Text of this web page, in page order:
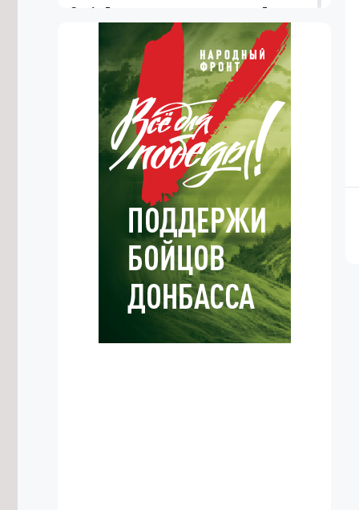
Забайкалке выдали жилищный
сертификат по программе
переселения из северных
территорий
6/08/2026 в 07:36
Реабилитационные центры
Забайкалья получили более 20 млн
рублей на новое оборудование
5/08/2026 в 22:18
Подтопление двора устранили в
Чите после обращения в
Госжилинспекцию
5/08/2026 в 21:45
Генерал-полковник Пётр Болгарев
назначен Президентом России и.о.
командующего ВВО
5/08/2026 в 21:37
Странную гусеницу в «броне»